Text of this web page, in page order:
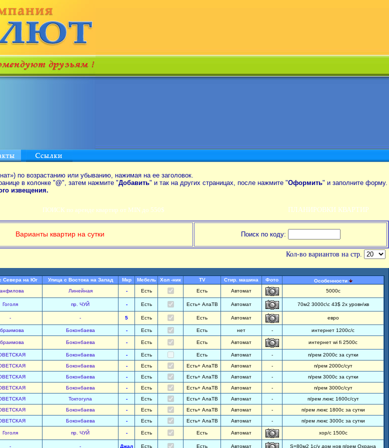
по возрастанию или убыванию, нажимая на ее заголовок.
в колонке "@", затем нажмите "Добавить" и так на других страницах, после нажмите "Оформить" и заполните форму.
извещения.
ПОИСК по аренде квартир от MIN до 550$ ПЛАНИРОВКИ КВАРТИР
Варианты квартир на сутки Поиск по коду:
Кол-во вариантов на стр.
Севера на Юг Улица с Востока на Запад Мкр Мебель Хол -ник TV Стир. машина Фото
Особенности
Линейная - Есть Есть Автомат 5000с
Гоголя пр. ЧУЙ - Есть Есть+ АлаТВ Автомат 70м2 3000с\с 43$ 2х уровн\кв
- - 5 Есть Есть Автомат евро
Боконбаева - Есть Есть нет - интернет 1200с/с
Боконбаева - Есть Есть Автомат интернет wi fi 2500с
Боконбаева - Есть Есть Автомат -
п/рем 2000с за сутки
Боконбаева - Есть Есть+ АлаТВ Автомат -
п/рем 2000с/сут
Боконбаева - Есть Есть+ АлаТВ Автомат -
п/рем 3000с за сутки
Боконбаева - Есть Есть+ АлаТВ Автомат -
п/рем 3000с/сут
Токтогула - Есть Есть+ АлаТВ Автомат -
п/рем люкс 1600с/сут
Боконбаева - Есть Есть+ АлаТВ Автомат -
п/рем люкс 1800с за сутки
Боконбаева - Есть Есть+ АлаТВ Автомат - п/рем люкс 3000с за сутки
Гоголя пр. ЧУЙ - Есть Есть Автомат хор/с 1500с
- - Джал Есть Есть Автомат S=80м2 1с/у дом нов п/рем Охрана